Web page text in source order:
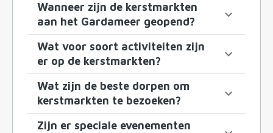
Wanneer zijn de kerstmarkten
aan het Gardameer geopend?
Wat voor soort activiteiten zijn
er op de kerstmarkten?
Wat zijn de beste dorpen om
kerstmarkten te bezoeken?
Zijn er speciale evenementen